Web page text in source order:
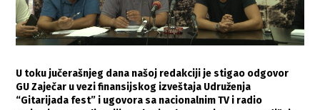
U toku jučerašnjeg dana našoj redakciji je stigao odgovor
GU Zaječar u vezi finansijskog izveštaja Udruženja
“Gitarijada fest” i ugovora sa nacionalnim TV i radio